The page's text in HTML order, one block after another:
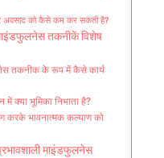
अवसाद को कैसे कम कर सकती है?
माइंडफुलनेस तकनीकें विशेष
तकनीक के रूप में कैसे कार्य
क्या भूमिका निभाता है?
करके भावनात्मक कल्याण को
माइंडफुलनेस